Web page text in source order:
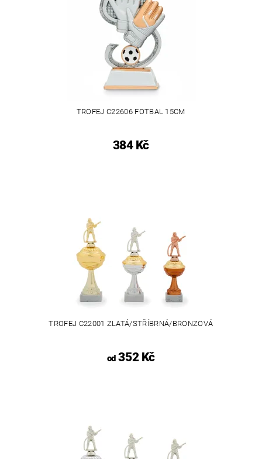
TROFEJ C22606 FOTBAL 15CM
384 Kč
TROFEJ C22001 ZLATÁ/STŘÍBRNÁ/BRONZOVÁ
od352 Kč